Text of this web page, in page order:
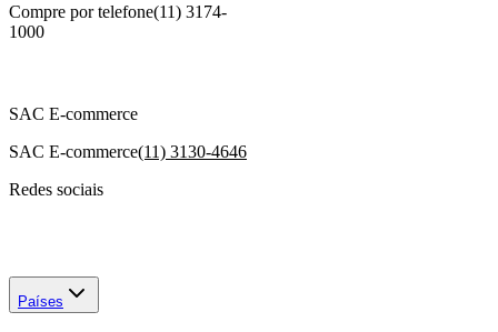
Compre por telefone(11) 3174-
1000
SAC E-commerce
SAC E-commerce(11) 3130-4646
Redes sociais
Países